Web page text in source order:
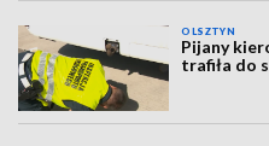
OLSZTYN
Pijany
trafiła do